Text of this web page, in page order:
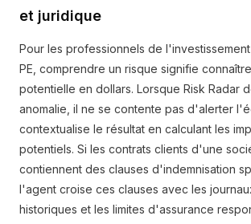
et juridique
Pour les professionnels de
PE, comprendre un risque signifie
potentielle en dollars. Lorsque Risk Radar
anomalie, il ne se contente pas d'alerter
contextualise le résultat en calculant les
potentiels. Si les contrats clients d'une
contiennent des clauses d'indemnisation
l'agent croise ces clauses avec les
historiques et les limites d'assurance